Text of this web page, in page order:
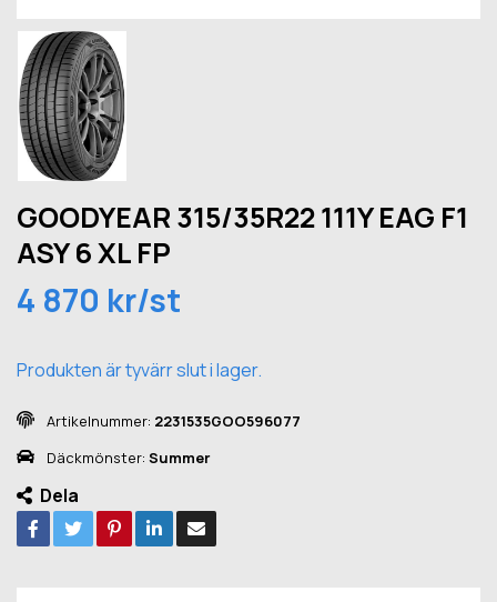
GOODYEAR 315/35R22 111Y EAG F1
ASY 6 XL FP
4 870 kr/st
Produkten är tyvärr slut i lager.
Artikelnummer: 2231535GOO596077
Däckmönster: Summer
Dela